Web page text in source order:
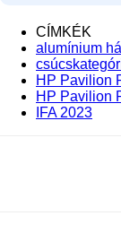
CÍMKÉK
alumínium
HP Pavilion
HP Pavilion
IFA 2023